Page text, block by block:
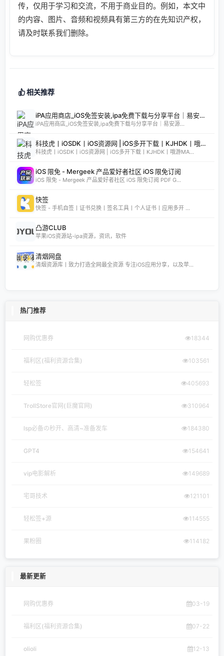
传，仅用于学习和交流，不用于商业目的。例如，本文中
的内容、图片、音频和视频具有第三方的在先知识产权，
请及时联系我们删除。
相关推荐
iPA应用商店_iOS免签安装,ipa免费下载与分享平台｜易安源&酷卡软件
iPA应用商店_iOS免签安装,ipa免费下载与分享平台｜易安源...
科技虎丨iOSDK丨iOS资源网 | iOS多开下载丨KJHDK丨哦游MAX丨iPA商店丨凸游 | iPA软件免费砸壳下载丨iOSiPA丨苹果多开丨全网最优秀的iPA资源下载网站
科技虎丨iOSDK丨iOS资源网 | iOS多开下载丨KJHDK丨哦游MA...
iOS 限免 - Mergeek 产品爱好者社区 iOS 限免订阅
iOS 限免 - Mergeek 产品爱好者社区 iOS 限免订阅 PDF G...
快签
快签 - 手机自签丨证书兑换丨签名工具丨个人证书丨应用多开 ...
凸游CLUB
苹果iOS资源站-ipa资源，资讯，软件
清烟网盘
清烟资源库丨致力打造全网最全资源 专注iOS应用分享，以及苹...
热门推荐
网购优惠券 18344
福利区(福利资源合集) 103561
轻松签 405693
TrollStore官网(巨魔官网) 310964
lsp必备の秒开、高清~准备发车 184380
GPT4 154641
vip电影解析 149689
宅哥技术 121101
轻松签+源 114555
果粉圈 114182
最新更新
网购优惠券 03-19
福利区(福利资源合集) 07-22
olioli 12-13